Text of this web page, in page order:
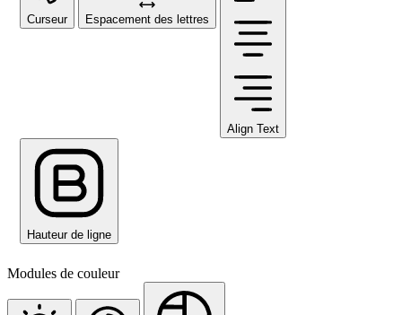
Curseur Espacement des lettres
Align Text
Hauteur de ligne
Modules de couleur